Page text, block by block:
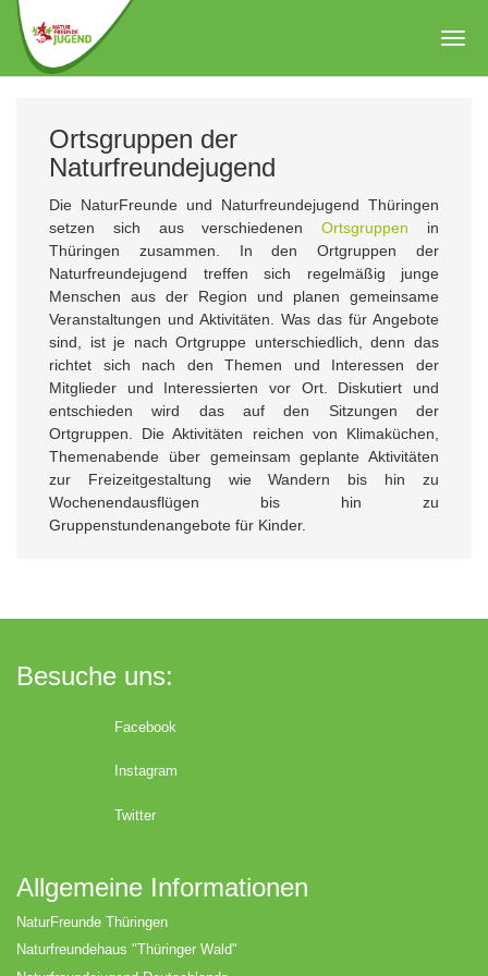
Zum
Hauptinhalt
springen
Ortsgruppen der
Naturfreundejugend
Die NaturFreunde und Naturfreundejugend Thüringen
setzen sich aus verschiedenenOrtsgruppen in
Thüringen zusammen. In den Ortgruppen der
Naturfreundejugend treffen sich regelmäßig junge
Menschen aus der Region und planen gemeinsame
Veranstaltungen und Aktivitäten. Was das für Angebote
sind, ist je nach Ortgruppe unterschiedlich, denn das
richtet sich nach den Themen und Interessen der
Mitglieder und Interessierten vor Ort. Diskutiert und
entschieden wird das auf den Sitzungen der
Ortgruppen. Die Aktivitäten reichen von Klimaküchen,
Themenabende über gemeinsam geplante Aktivitäten
zur Freizeitgestaltung wie Wandern bis hin zu
Wochenendausflügen bis hin zu
Gruppenstundenangebote für Kinder.
Besuche uns:
Facebook
Instagram
Twitter
Allgemeine Informationen
NaturFreunde Thüringen
Naturfreundehaus "Thüringer Wald"